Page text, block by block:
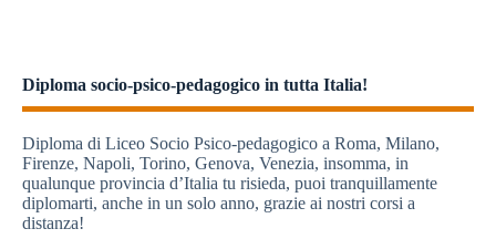
Diploma socio-psico-pedagogico in tutta Italia!
Diploma di Liceo Socio Psico-pedagogico a Roma, Milano,
Firenze, Napoli, Torino, Genova, Venezia, insomma, in
qualunque provincia d’Italia tu risieda, puoi tranquillamente
diplomarti, anche in un solo anno, grazie ai nostri corsi a
distanza!